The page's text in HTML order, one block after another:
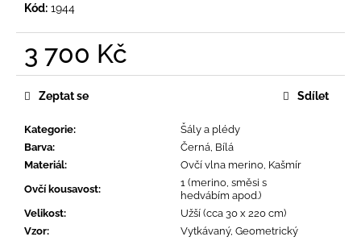
Kód: 1944
3 700 Kč
Měrná
cena:
Kategorie:
Šály a plédy
Barva:
Černá, Bílá
Materiál:
Ovčí vlna merino, Kašmír
Ovčí kousavost:
1 (merino, směsi s
hedvábím apod.)
Velikost:
Užší (cca 30 x 220 cm)
Vzor:
Vytkávaný, Geometrický
Zeptat se Sdílet
u
č
u
m